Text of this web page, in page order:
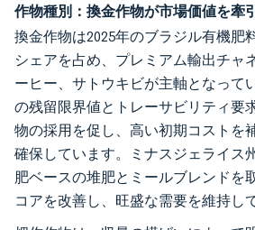
作物種別：換金作物が市場価値を牽
換金作物は2025年のブラジル有機肥
シェアを占め、プレミアム輸出チャ
ーヒー、サトウキビが主軸となって
の残留限界値とトレーサビリティ要
物の採用を促し、高い初期コストを
確保しています。ミナスジェライス
肥ベースの堆肥とミールブレンドを
コアを改善し、旺盛な需要を維持し